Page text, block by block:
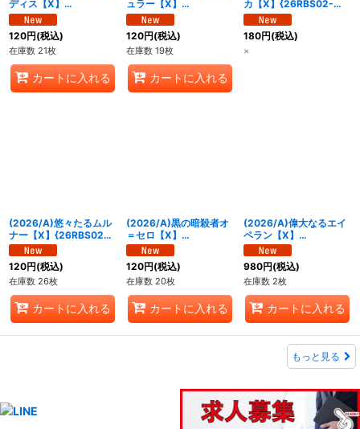
ディス【X】
{26RBS02-X02}《赤》
120円(税込)
在庫数 21枚
カートに入れる
ュラー【X】
{26RBS02-X03}《赤》
120円(税込)
在庫数 19枚
カートに入れる
カ【X】{26RBS02-
X04}《紫》
180円(税込)
×
(2026/A)悠々たるムル
ナー【X】{26RBS02-
X05}《紫》
120円(税込)
在庫数 26枚
カートに入れる
(2026/A)黒の暗殺者オ
＝セロ【X】
{26RBS02-X06}《紫》
120円(税込)
在庫数 20枚
カートに入れる
(2026/A)偉大なるエイ
ペラン【X】
{26RBS02-X07}《緑》
980円(税込)
在庫数 2枚
カートに入れる
もっと見る